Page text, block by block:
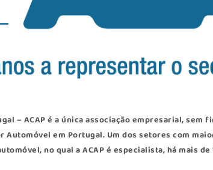
– ACAPé a única associação empresarial, sem
em Portugal. Um dos setores com
no qual a ACAP é especialista, há mais de